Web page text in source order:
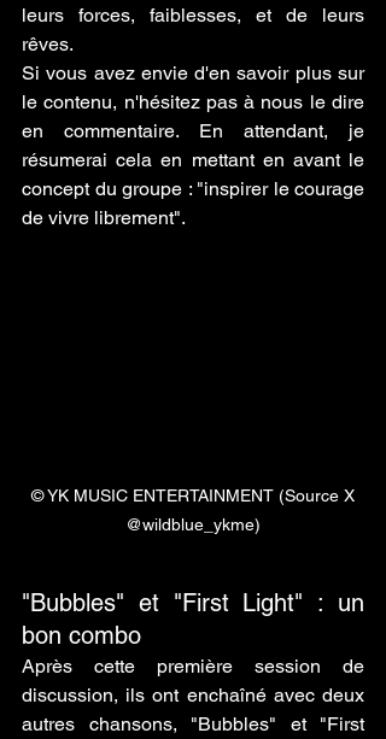
leurs forces, faiblesses, et de leurs
rêves.
Si vous avez envie d'en savoir plus sur
le contenu, n'hésitez pas à nous le dire
en commentaire. En attendant, je
résumerai cela en mettant en avant le
concept du groupe : "inspirer le courage
de vivre librement".
© YK MUSIC ENTERTAINMENT (Source X
@wildblue_ykme)
"Bubbles" et "First Light" : un
bon combo
Après cette première session de
discussion, ils ont enchaîné avec deux
autres chansons, "Bubbles" et "First